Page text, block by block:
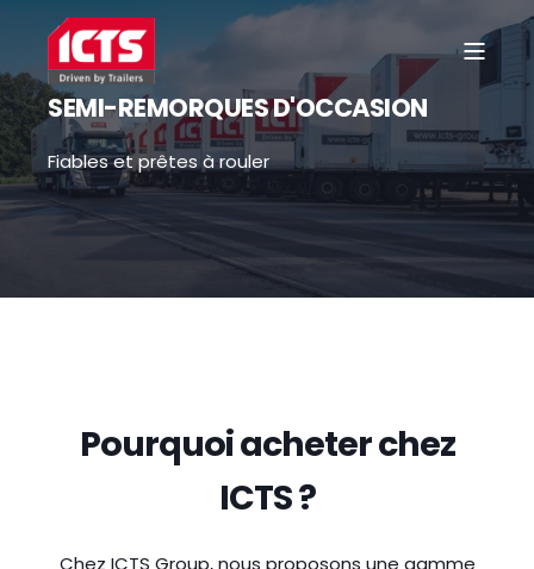
SEMI-REMORQUES D'OCCASION
Fiables et prêtes à rouler
Pourquoi acheter chez
ICTS ?
Chez ICTS Group, nous proposons une gamme